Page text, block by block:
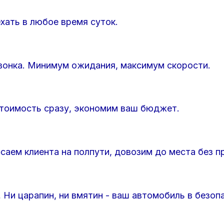
в любое время суток.
Минимум ожидания, максимум скорости.
сразу, экономим ваш бюджет.
клиента на полпути, довозим до места без
царапин, ни вмятин - ваш автомобиль в